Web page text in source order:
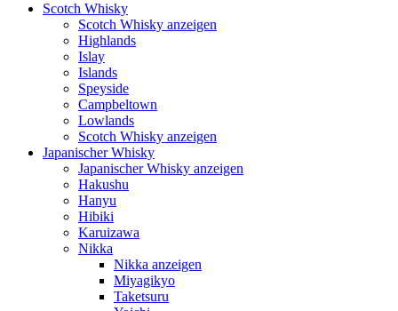
Scotch Whisky
Scotch Whisky anzeigen
Highlands
Islay
Islands
Speyside
Campbeltown
Lowlands
Scotch Whisky anzeigen
Japanischer Whisky
Japanischer Whisky anzeigen
Hakushu
Hanyu
Hibiki
Karuizawa
Nikka
Nikka anzeigen
Miyagikyo
Taketsuru